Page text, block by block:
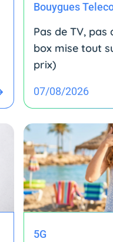
Bouygues
Pas de TV,
box mise tout
prix)
07/08/2026
5G